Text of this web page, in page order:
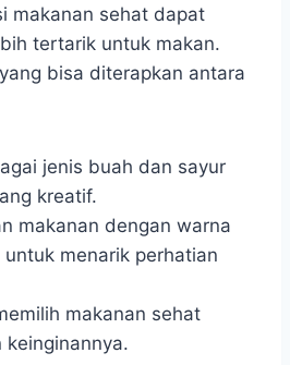
makanan sehat dapat
tertarik untuk makan.
bisa diterapkan antara
jenis buah dan sayur
kreatif.
makanan dengan warna
menarik perhatian
makanan sehat
keinginannya.